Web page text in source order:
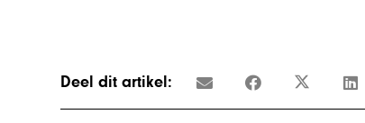
Deel dit artikel: